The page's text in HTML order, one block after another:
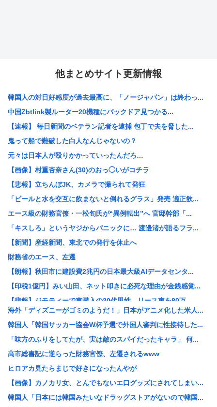
他まとめサイト更新情報
韓国人の対日好感度が過去最高に、「ノージャパン」は終わっ...
中国Zbtlink製ルーター20機種にバックドア見つかる...
【速報】 毎日新聞のベテラン記者を逮捕 包丁で夫を脅した...
鬼って船で難破した白人なんじゃないの？
元々は日本人が殴りかかっていったんだろ…
【画像】村重杏奈さん(30)のおっ◯いがコチラ
【悲報】立ちんぼJK、カメラで撮られて発狂
「ビールと水を交互に飲まないと倒れるグラス」発売 適正飲...
エース級の財務官僚・一松旬氏が“異例転出”へ 官邸幹部「...
「キスしろ」というヤジからパニックに… 渡邊渚が語るフラ...
【新聞】産経新聞、東北での発行を休止へ
財務省のエース、左遷
【朗報】秋田市に建設費2兆円の日本最大級AIデータセンタ...
【印税1億円】みい山田、ネット叩きに必死な理由が金銭感覚...
【悲報】ジモティーで車購入の20代男性、リース車を80万...
珍しく南北から同時に叩かれた日本 韓国からは「領土問題」...
パヨク「アジア人民、中国人民と連帯して戦おー！悪政高市を...
みんなで大家さん「成田は日本の下町が開発したゴミをエネル...
【画像】X民さん「ニンニクが青い！こんなの食えない！」
【悲報】楽しんごさん、清水良太郎さんとの“過去の因縁”を...
【衝撃】元ジャンポケ斉藤慎二被告の判決を堀江貴文さんが予...
【速報】北朝鮮が日本海に向けてミサイル発射
海外「ディズニーがゴミのようだ！」日本がアニメ化した米人...
韓国人「韓国サッカー協会W杯予選で外国人審判に性接待した...
「味方のふりをしてたが、実は敵のスパイだったキャラ」 何...
高市総書記に逆らった財務官僚、左遷されるwww
ヒロアカ見たらまじで好きになったんやが
【画像】カノカリ女、とんでもないエ口グッズにされてしまい...
韓国人「日本には韓国みたいなドラッグストアがないので韓国...